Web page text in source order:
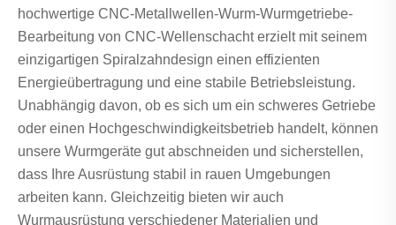
hochwertige CNC-Metallwellen-Wurm-Wurmgetriebe-
Bearbeitung von CNC-Wellenschacht erzielt mit seinem
einzigartigen Spiralzahndesign einen effizienten
Energieübertragung und eine stabile Betriebsleistung.
Unabhängig davon, ob es sich um ein schweres Getriebe
oder einen Hochgeschwindigkeitsbetrieb handelt, können
unsere Wurmgeräte gut abschneiden und sicherstellen,
dass Ihre Ausrüstung stabil in rauen Umgebungen
arbeiten kann. Gleichzeitig bieten wir auch
Wurmausrüstung verschiedener Materialien und